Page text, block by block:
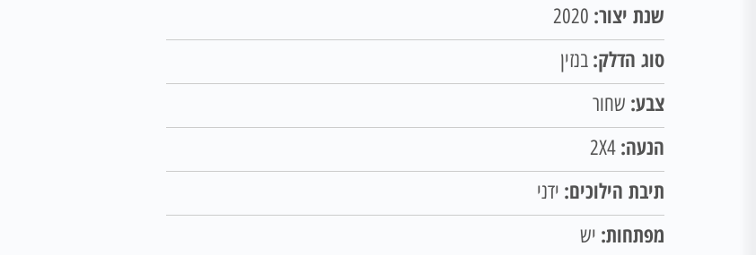
שנת יצור:
סוג הדלק: בנזין
צבע: שחור
הנעה:
תיבת הילוכים: ידני
מפתחות: יש